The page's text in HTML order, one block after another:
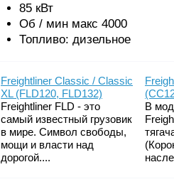
85 кВт
Об / мин макс 4000
Топливо: дизельное
Freightliner Classic / Classic
XL (FLD120, FLD132)
Freightliner FLD - это
самый известный грузовик
в мире. Символ свободы,
мощи и власти над
дорогой....
В